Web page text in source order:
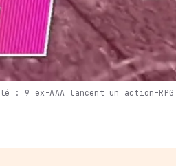
: 9 ex-AAA lancent un action-